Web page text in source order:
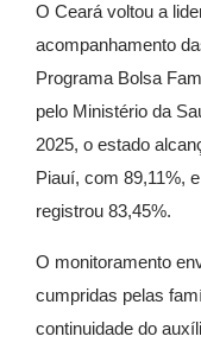
O Ceará voltou a
acompanhamento
Programa Bolsa
pelo Ministério da
2025, o estado
Piauí, com 89,11%,
registrou 83,45%.
O monitoramento
cumpridas pelas
continuidade do